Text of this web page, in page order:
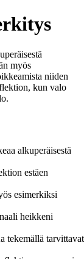
myös
niiden
kun valo
alkuperäisestä
estäen
esimerkiksi
heikkeni
tekemällä tarvittavat